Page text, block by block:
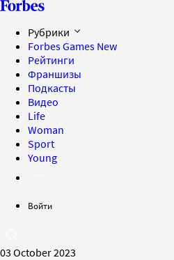
Рубрики
Forbes Games New
Рейтинги
Франшизы
Подкасты
Видео
Life
Woman
Sport
Young
Войти
03 October 2023